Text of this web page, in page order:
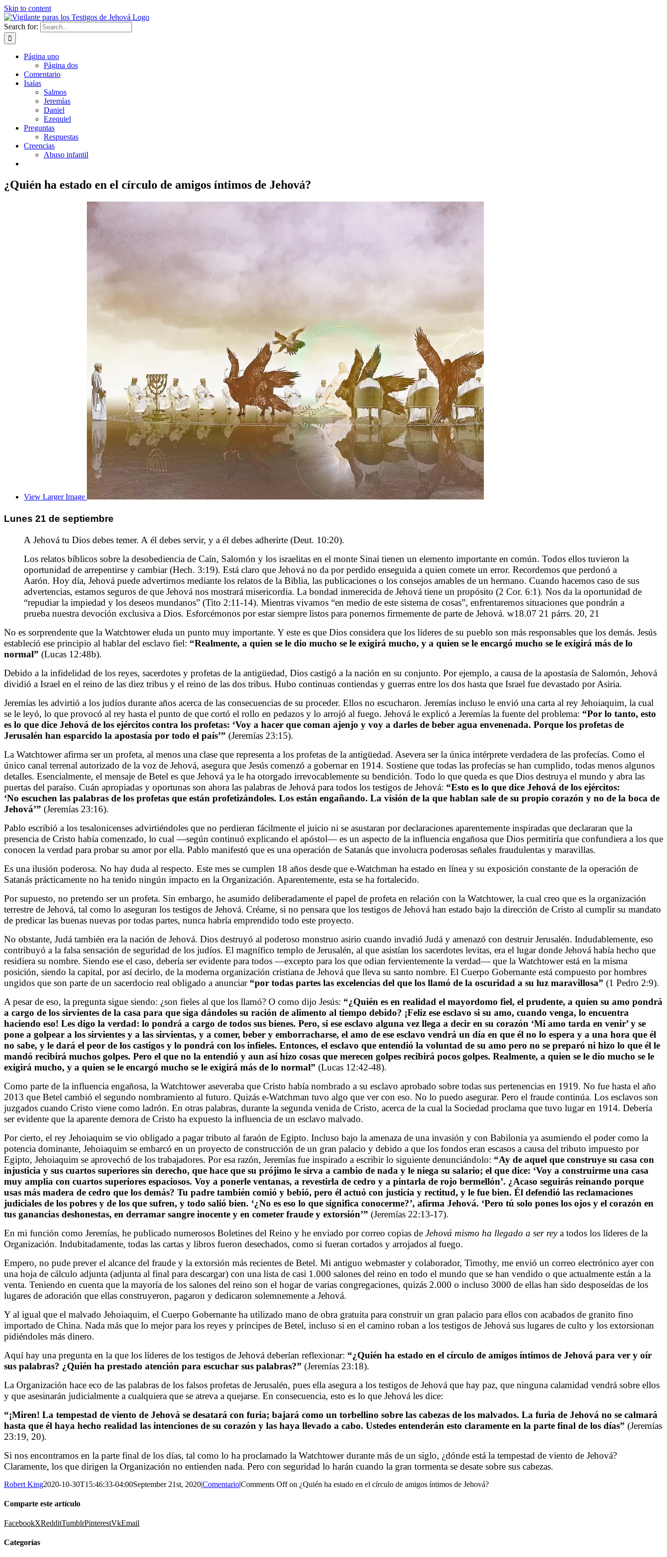
Skip to content
Search for:
Página uno
Página dos
Comentario
Isaías
Salmos
Jeremías
Daniel
Ezequiel
Preguntas
Respuestas
Creencias
Abuso infantil
¿Quién ha estado en el círculo de amigos íntimos de Jehová?
View Larger Image
Lunes 21 de septiembre
A Jehová tu Dios debes temer. A él debes servir, y a él debes adherirte (Deut. 10:20).
Los relatos bíblicos sobre la desobediencia de Caín, Salomón y los israelitas en el monte Sinaí tienen un elemento importante en común. Todos ellos tuvieron la
oportunidad de arrepentirse y cambiar (Hech. 3:19). Está claro que Jehová no da por perdido enseguida a quien comete un error. Recordemos que perdonó a
Aarón. Hoy día, Jehová puede advertirnos mediante los relatos de la Biblia, las publicaciones o los consejos amables de un hermano. Cuando hacemos caso de sus
advertencias, estamos seguros de que Jehová nos mostrará misericordia. La bondad inmerecida de Jehová tiene un propósito (2 Cor. 6:1). Nos da la oportunidad de
“repudiar la impiedad y los deseos mundanos” (Tito 2:11-14). Mientras vivamos “en medio de este sistema de cosas”, enfrentaremos situaciones que pondrán a
prueba nuestra devoción exclusiva a Dios. Esforcémonos por estar siempre listos para ponernos firmemente de parte de Jehová. w18.07 21 párrs. 20, 21
No es sorprendente que la Watchtower eluda un punto muy importante. Y este es que Dios considera que los líderes de su pueblo son más responsables que los demás. Jesús
estableció ese principio al hablar del esclavo fiel: “Realmente, a quien se le dio mucho se le exigirá mucho, y a quien se le encargó mucho se le exigirá más de lo
normal” (Lucas 12:48b).
Debido a la infidelidad de los reyes, sacerdotes y profetas de la antigüedad, Dios castigó a la nación en su conjunto. Por ejemplo, a causa de la apostasía de Salomón, Jehová
dividió a Israel en el reino de las diez tribus y el reino de las dos tribus. Hubo continuas contiendas y guerras entre los dos hasta que Israel fue devastado por Asiria.
Jeremías les advirtió a los judíos durante años acerca de las consecuencias de su proceder. Ellos no escucharon. Jeremías incluso le envió una carta al rey Jehoiaquim, la cual
se le leyó, lo que provocó al rey hasta el punto de que cortó el rollo en pedazos y lo arrojó al fuego. Jehová le explicó a Jeremías la fuente del problema: “Por lo tanto, esto
es lo que dice Jehová de los ejércitos contra los profetas: ‘Voy a hacer que coman ajenjo y voy a darles de beber agua envenenada. Porque los profetas de
Jerusalén han esparcido la apostasía por todo el país’” (Jeremías 23:15).
La Watchtower afirma ser un profeta, al menos una clase que representa a los profetas de la antigüedad. Asevera ser la única intérprete verdadera de las profecías. Como el
único canal terrenal autorizado de la voz de Jehová, asegura que Jesús comenzó a gobernar en 1914. Sostiene que todas las profecías se han cumplido, todas menos algunos
detalles. Esencialmente, el mensaje de Betel es que Jehová ya le ha otorgado irrevocablemente su bendición. Todo lo que queda es que Dios destruya el mundo y abra las
puertas del paraíso. Cuán apropiadas y oportunas son ahora las palabras de Jehová para todos los testigos de Jehová: “Esto es lo que dice Jehová de los ejércitos:
‘No escuchen las palabras de los profetas que están profetizándoles. Los están engañando. La visión de la que hablan sale de su propio corazón y no de la boca de
Jehová’” (Jeremías 23:16).
Pablo escribió a los tesalonicenses advirtiéndoles que no perdieran fácilmente el juicio ni se asustaran por declaraciones aparentemente inspiradas que declararan que la
presencia de Cristo había comenzado, lo cual—según continuó explicando el apóstol—es un aspecto de la influencia engañosa que Dios permitiría que confundiera a los que
conocen la verdad para probar su amor por ella. Pablo manifestó que es una operación de Satanás que involucra poderosas señales fraudulentas y maravillas.
Es una ilusión poderosa. No hay duda al respecto. Este mes se cumplen 18 años desde que e-Watchman ha estado en línea y su exposición constante de la operación de
Satanás prácticamente no ha tenido ningún impacto en la Organización. Aparentemente, esta se ha fortalecido.
Por supuesto, no pretendo ser un profeta. Sin embargo, he asumido deliberadamente el papel de profeta en relación con la Watchtower, la cual creo que es la organización
terrestre de Jehová, tal como lo aseguran los testigos de Jehová. Créame, si no pensara que los testigos de Jehová han estado bajo la dirección de Cristo al cumplir su mandato
de predicar las buenas nuevas por todas partes, nunca habría emprendido todo este proyecto.
No obstante, Judá también era la nación de Jehová. Dios destruyó al poderoso monstruo asirio cuando invadió Judá y amenazó con destruir Jerusalén. Indudablemente, eso
contribuyó a la falsa sensación de seguridad de los judíos. El magnífico templo de Jerusalén, al que asistían los sacerdotes levitas, era el lugar donde Jehová había hecho que
residiera su nombre. Siendo ese el caso, debería ser evidente para todos—excepto para los que odian fervientemente la verdad—que la Watchtower está en la misma
posición, siendo la capital, por así decirlo, de la moderna organización cristiana de Jehová que lleva su santo nombre. El Cuerpo Gobernante está compuesto por hombres
ungidos que son parte de un sacerdocio real obligado a anunciar “por todas partes las excelencias del que los llamó de la oscuridad a su luz maravillosa” (1 Pedro 2:9).
A pesar de eso, la pregunta sigue siendo: ¿son fieles al que los llamó? O como dijo Jesús: “¿Quién es en realidad el mayordomo fiel, el prudente, a quien su amo pondrá
a cargo de los sirvientes de la casa para que siga dándoles su ración de alimento al tiempo debido? ¡Feliz ese esclavo si su amo, cuando venga, lo encuentra
haciendo eso! Les digo la verdad: lo pondrá a cargo de todos sus bienes. Pero, si ese esclavo alguna vez llega a decir en su corazón ‘Mi amo tarda en venir’ y se
pone a golpear a los sirvientes y a las sirvientas, y a comer, beber y emborracharse, el amo de ese esclavo vendrá un día en que él no lo espera y a una hora que él
no sabe, y le dará el peor de los castigos y lo pondrá con los infieles. Entonces, el esclavo que entendió la voluntad de su amo pero no se preparó ni hizo lo que él le
mandó recibirá muchos golpes. Pero el que no la entendió y aun así hizo cosas que merecen golpes recibirá pocos golpes. Realmente, a quien se le dio mucho se le
exigirá mucho, y a quien se le encargó mucho se le exigirá más de lo normal” (Lucas 12:42-48).
Como parte de la influencia engañosa, la Watchtower aseveraba que Cristo había nombrado a su esclavo aprobado sobre todas sus pertenencias en 1919. No fue hasta el año
2013 que Betel cambió el segundo nombramiento al futuro. Quizás e-Watchman tuvo algo que ver con eso. No lo puedo asegurar. Pero el fraude continúa. Los esclavos son
juzgados cuando Cristo viene como ladrón. En otras palabras, durante la segunda venida de Cristo, acerca de la cual la Sociedad proclama que tuvo lugar en 1914. Debería
ser evidente que la aparente demora de Cristo ha expuesto la influencia de un esclavo malvado.
Por cierto, el rey Jehoiaquim se vio obligado a pagar tributo al faraón de Egipto. Incluso bajo la amenaza de una invasión y con Babilonia ya asumiendo el poder como la
potencia dominante, Jehoiaquim se embarcó en un proyecto de construcción de un gran palacio y debido a que los fondos eran escasos a causa del tributo impuesto por
Egipto, Jehoiaquim se aprovechó de los trabajadores. Por esa razón, Jeremías fue inspirado a escribir lo siguiente denunciándolo: “Ay de aquel que construye su casa con
injusticia y sus cuartos superiores sin derecho, que hace que su prójimo le sirva a cambio de nada y le niega su salario; el que dice: ‘Voy a construirme una casa
muy amplia con cuartos superiores espaciosos. Voy a ponerle ventanas, a revestirla de cedro y a pintarla de rojo bermellón’. ¿Acaso seguirás reinando porque
usas más madera de cedro que los demás? Tu padre también comió y bebió, pero él actuó con justicia y rectitud, y le fue bien. Él defendió las reclamaciones
judiciales de los pobres y de los que sufren, y todo salió bien. ‘¿No es eso lo que significa conocerme?’, afirma Jehová. ‘Pero tú solo pones los ojos y el corazón en
tus ganancias deshonestas, en derramar sangre inocente y en cometer fraude y extorsión’” (Jeremías 22:13-17).
En mi función como Jeremías, he publicado numerosos Boletines del Reino y he enviado por correo copias de Jehová mismo ha llegado a ser reya todos los líderes de la
Organización. Indubitadamente, todas las cartas y libros fueron desechados, como si fueran cortados y arrojados al fuego.
Empero, no pude prever el alcance del fraude y la extorsión más recientes de Betel. Mi antiguo webmaster y colaborador, Timothy, me envió un correo electrónico ayer con
una hoja de cálculo adjunta (adjunta al final para descargar) con una lista de casi 1.000 salones del reino en todo el mundo que se han vendido o que actualmente están a la
venta. Teniendo en cuenta que la mayoría de los salones del reino son el hogar de varias congregaciones, quizás 2.000 o incluso 3000 de ellas han sido desposeídas de los
lugares de adoración que ellas construyeron, pagaron y dedicaron solemnemente a Jehová.
Y al igual que el malvado Jehoiaquim, el Cuerpo Gobernante ha utilizado mano de obra gratuita para construir un gran palacio para ellos con acabados de granito fino
importado de China. Nada más que lo mejor para los reyes y príncipes de Betel, incluso si en el camino roban a los testigos de Jehová sus lugares de culto y los extorsionan
pidiéndoles más dinero.
Aquí hay una pregunta en la que los líderes de los testigos de Jehová deberían reflexionar: “¿Quién ha estado en el círculo de amigos íntimos de Jehová para ver y oír
sus palabras? ¿Quién ha prestado atención para escuchar sus palabras?” (Jeremías 23:18).
La Organización hace eco de las palabras de los falsos profetas de Jerusalén, pues ella asegura a los testigos de Jehová que hay paz, que ninguna calamidad vendrá sobre ellos
y que asesinarán judicialmente a cualquiera que se atreva a quejarse. En consecuencia, esto es lo que Jehová les dice:
“¡Miren! La tempestad de viento de Jehová se desatará con furia; bajará como un torbellino sobre las cabezas de los malvados. La furia de Jehová no se calmará
hasta que él haya hecho realidad las intenciones de su corazón y las haya llevado a cabo. Ustedes entenderán esto claramente en la parte final de los días” (Jeremías
23:19, 20).
Si nos encontramos en la parte final de los días, tal como lo ha proclamado la Watchtower durante más de un siglo, ¿dónde está la tempestad de viento de Jehová?
Claramente, los que dirigen la Organización no entienden nada. Pero con seguridad lo harán cuando la gran tormenta se desate sobre sus cabezas.
Robert King2020-10-30T15:46:33-04:00September 21st, 2020|Comentario|Comments Offon ¿Quién ha estado en el círculo de amigos íntimos de Jehová?
Comparte este artículo
FacebookXRedditTumblrPinterestVkEmail
Categorías